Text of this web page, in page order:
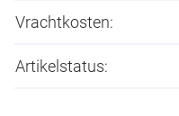
Vrachtkosten:
Artikelstatus: